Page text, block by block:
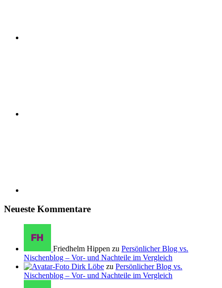
Neueste Kommentare
Friedhelm Hippen zu Persönlicher Blog vs.
Nischenblog – Vor- und Nachteile im Vergleich
Dirk Löbe zu Persönlicher Blog vs.
Nischenblog – Vor- und Nachteile im Vergleich